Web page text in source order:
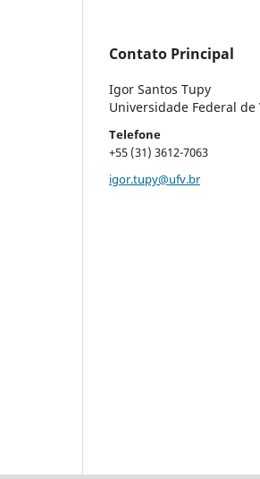
Contato Principal
Igor Santos Tupy
Universidade Federal de
Telefone
+55 (31) 3612-7063
igor.tupy@ufv.br